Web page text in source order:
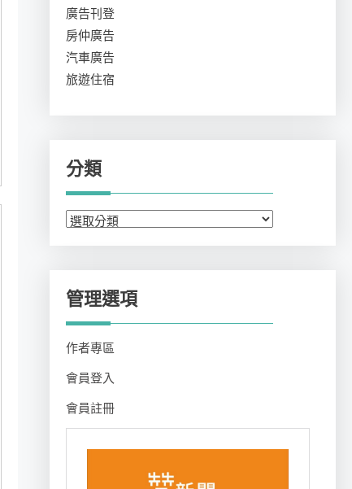
廣告刊登
房仲廣告
汽車廣告
旅遊住宿
分類
分
管理選項
作者專區
會員登入
會員註冊